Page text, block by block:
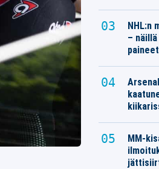
NHL:n
–
paineet
MM-